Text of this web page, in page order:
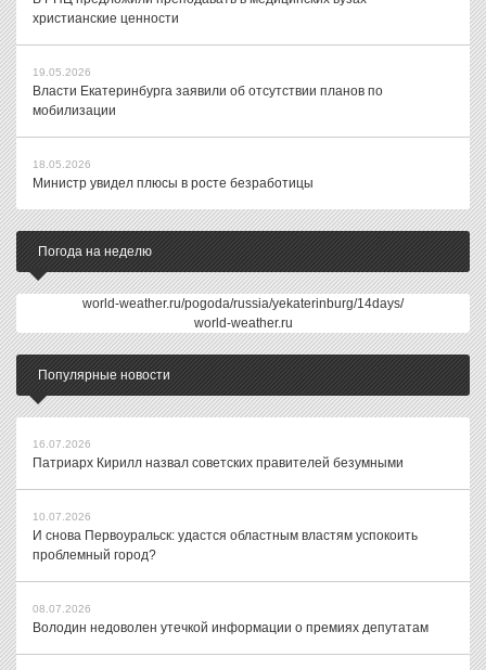
христианские ценности
19.05.2026
Власти Екатеринбурга заявили об отсутствии планов по
мобилизации
18.05.2026
Министр увидел плюсы в росте безработицы
Погода на неделю
world-weather.ru/pogoda/russia/yekaterinburg/14days/
world-weather.ru
Популярные новости
16.07.2026
Патриарх Кирилл назвал советских правителей безумными
10.07.2026
И снова Первоуральск: удастся областным властям успокоить
проблемный город?
08.07.2026
Володин недоволен утечкой информации о премиях депутатам